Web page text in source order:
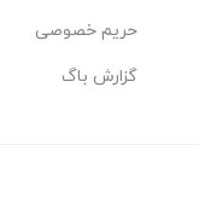
حریم خصوصی
گزارش باگ